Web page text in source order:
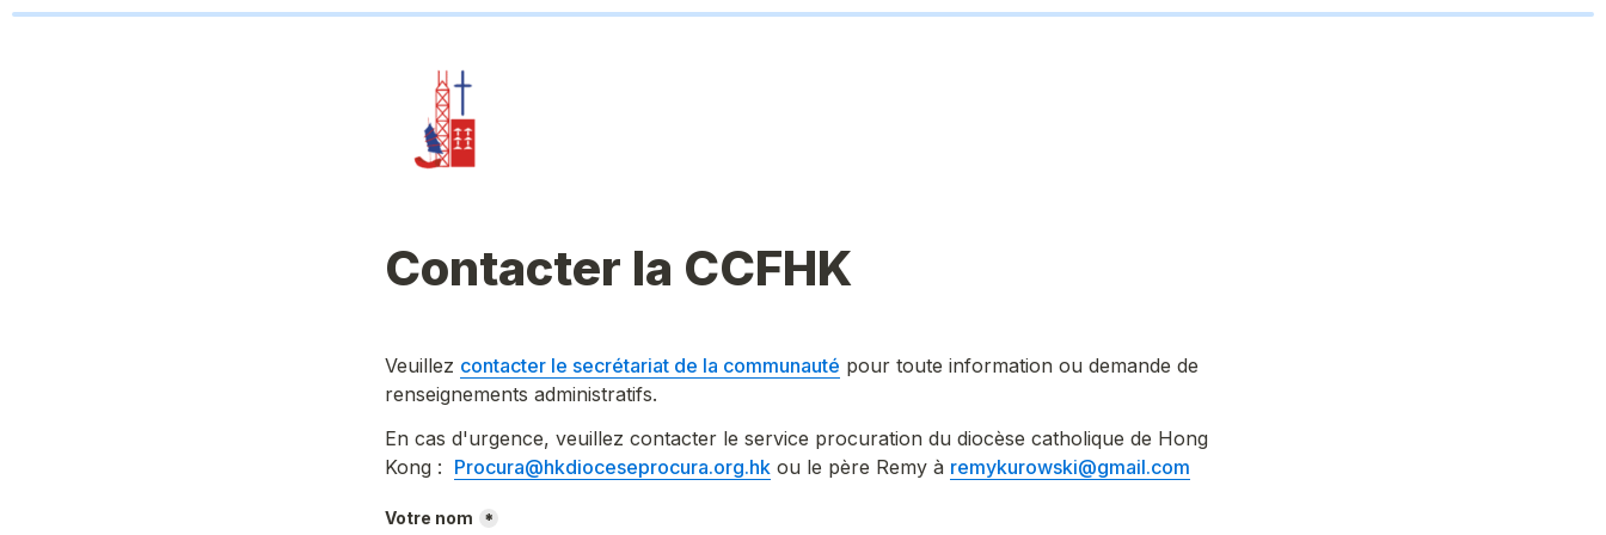
Contacter la CCFHK
Veuillez contacter le secrétariat de la communauté pour toute information ou demande de
renseignements administratifs.
En cas d'urgence, veuillez contacter le service procuration du diocèse catholique de Hong
Kong : Procura@hkdioceseprocura.org.hk ou le père Remy à remykurowski@gmail.com
Votre nom *